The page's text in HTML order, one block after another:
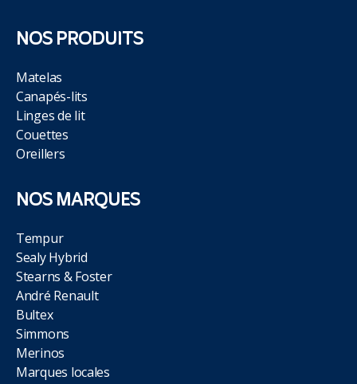
NOS PRODUITS
Matelas
Canapés-lits
Linges de lit
Couettes
Oreillers
NOS MARQUES
Tempur
Sealy Hybrid
Stearns & Foster
André Renault
Bultex
Simmons
Merinos
Marques locales